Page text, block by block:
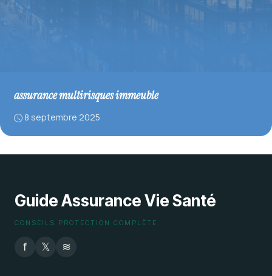
assurance multirisques immeuble
8 septembre 2025
Guide Assurance Vie Santé
CONSEILS PROTECTION COMPLÈTE
f 𝕏 ≋